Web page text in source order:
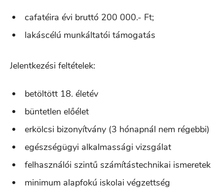
cafatéira évi bruttó 200 000.- Ft;
lakáscélú munkáltatói támogatás
Jelentkezési feltételek:
betöltött 18. életév
büntetlen előélet
erkölcsi bizonyítvány (3 hónapnál nem régebbi)
egészségügyi alkalmassági vizsgálat
felhasználói szintű számítástechnikai ismeretek
minimum alapfokú iskolai végzettség